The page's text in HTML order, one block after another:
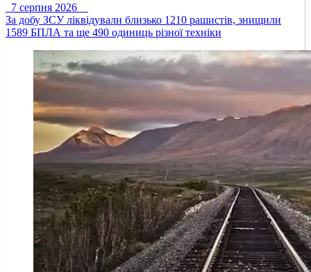
7 серпня 2026
За добу ЗСУ ліквідували близько 1210 рашистів, знищили
1589 БПЛА та ще 490 одиниць різної техніки